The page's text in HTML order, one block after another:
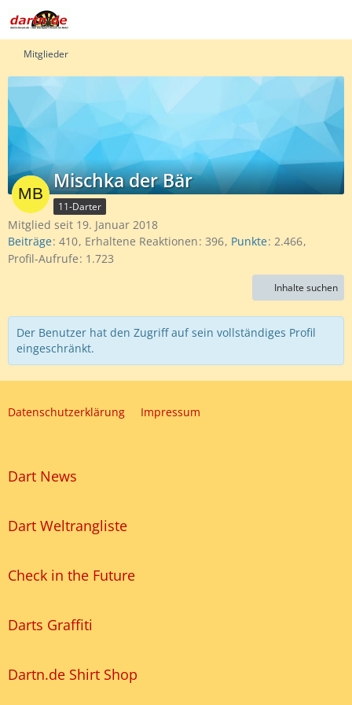
Mitglieder
Mischka der Bär
11-Darter
Mitglied seit 19. Januar 2018
Beiträge 410 Erhaltene Reaktionen 396 Punkte 2.466
Profil-Aufrufe 1.723
Inhalte suchen
Der Benutzer hat den Zugriff auf sein vollständiges Profil
eingeschränkt.
Datenschutzerklärung Impressum
Dart News
Dart Weltrangliste
Check in the Future
Darts Graffiti
Dartn.de Shirt Shop